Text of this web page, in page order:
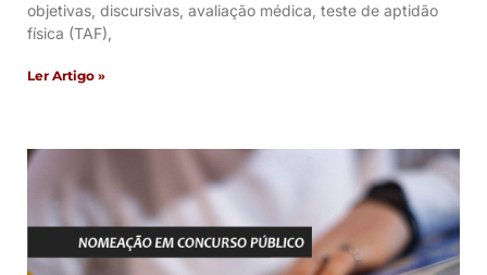
objetivas, discursivas, avaliação médica, teste de aptidão
física (TAF),
Ler Artigo »